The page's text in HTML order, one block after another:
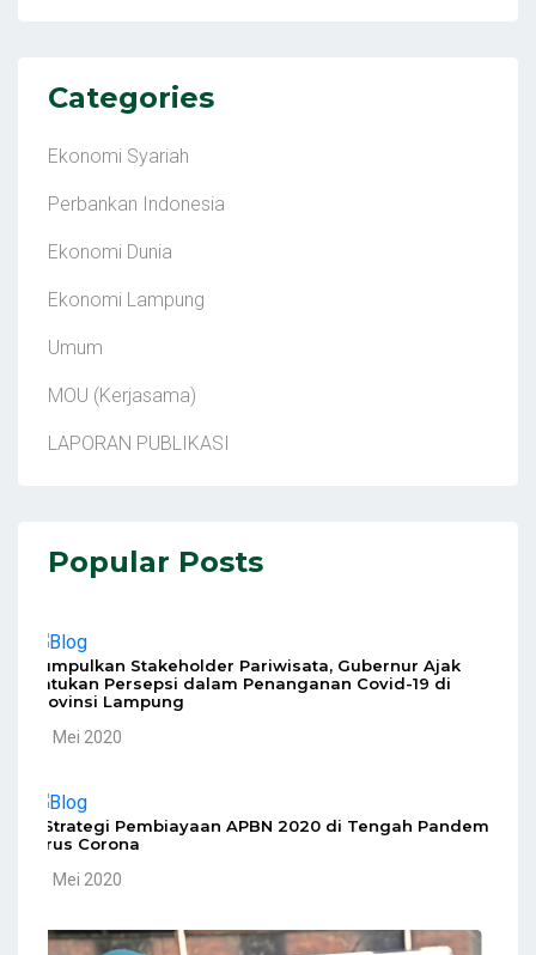
Categories
Ekonomi Syariah
Perbankan Indonesia
Ekonomi Dunia
Ekonomi Lampung
Umum
MOU (Kerjasama)
LAPORAN PUBLIKASI
Popular Posts
Kumpulkan Stakeholder Pariwisata, Gubernur Ajak
Satukan Persepsi dalam Penanganan Covid-19 di
Provinsi Lampung
10 Mei 2020
5 Strategi Pembiayaan APBN 2020 di Tengah Pandemi
Virus Corona
10 Mei 2020